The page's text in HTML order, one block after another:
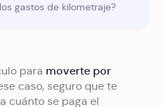
gastos de kilometraje?
para moverte por
caso, seguro que te
cuánto se paga el